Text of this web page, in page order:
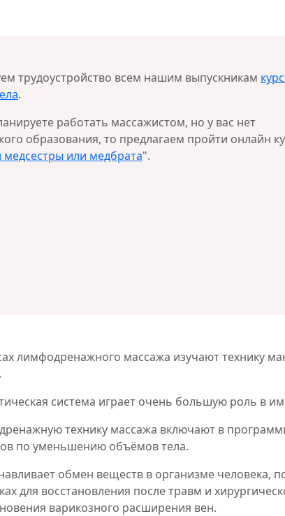
трудоустройство всем нашим выпускникам
.
работать массажистом, но у вас нет
образования, то предлагаем пройти онлайн
или медбрата".
лимфодренажного массажа изучают технику
система играет очень большую роль в
технику массажа включают в
по уменьшению объёмов тела.
обмен веществ в организме
для восстановления после травм и
варикозного расширения вен.